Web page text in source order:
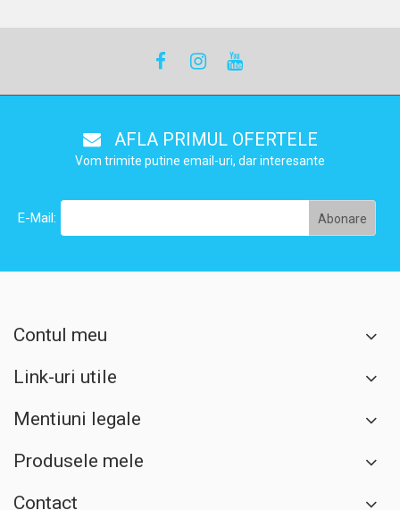
AFLA PRIMUL OFERTELE
Vom trimite putine email-uri, dar interesante
E-Mail:
Contul meu
Link-uri utile
Mentiuni legale
Produsele mele
Contact